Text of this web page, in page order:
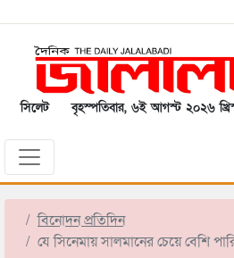
সিলেট বৃহস্পতিবার, ৬ই আগস্ট ২০২৬
বিনোদন প্রতিদিন
যে সিনেমায় সালমানের চেয়ে বেশি